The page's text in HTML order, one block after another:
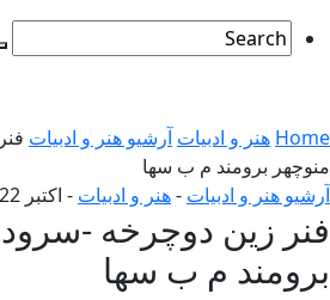
Home هنر و ادبیات آرشیو هنر و ادبیات
منوچهر برومند م ب سها
آرشیو هنر و ادبیات -هنر و ادبیات - اکتبر 22, 2022
فنر زین دوچرخه -
برومند م ب سها